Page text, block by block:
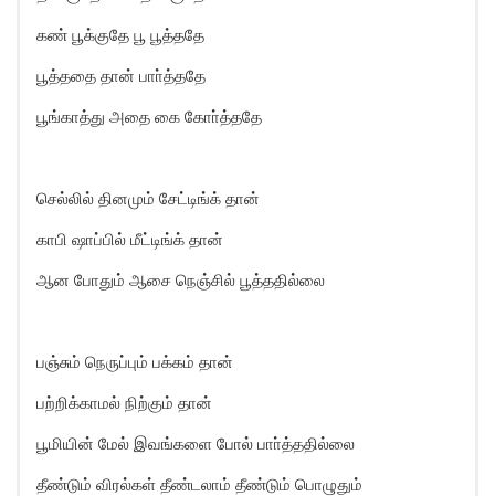
கண் பூக்குதே பூ பூத்ததே
பூத்ததை தான் பாா்த்ததே
பூங்காத்து அதை கை கோா்த்ததே
செல்லில் தினமும் சேட்டிங்க் தான்
காபி ஷாப்பில் மீட்டிங்க் தான்
ஆன போதும் ஆசை நெஞ்சில் பூத்ததில்லை
பஞ்சும் நெருப்பும் பக்கம் தான்
பற்றிக்காமல் நிற்கும் தான்
பூமியின் மேல் இவங்களை போல் பாா்த்ததில்லை
தீண்டும் விரல்கள் தீண்டலாம் தீண்டும் பொழுதும்